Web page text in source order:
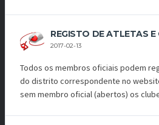
REGISTO DE ATLETAS E
2017-02-13
Todos os membros oficiais podem
do distrito correspondente no
sem membro oficial (abertos) os